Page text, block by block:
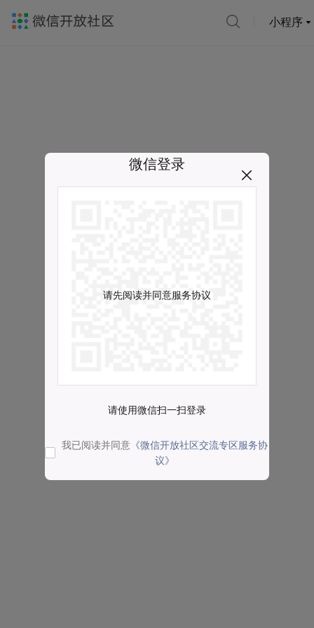
小程序
微信登录
请先阅读并同意服务协议
请使用微信扫一扫登录
我已阅读并同意 《微信开放社区交流专区服务协
议》